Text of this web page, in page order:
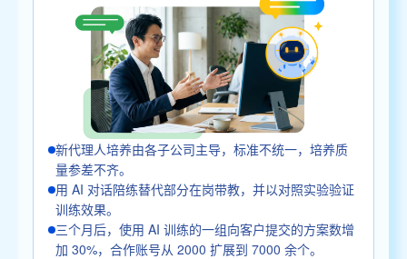
新代理人培养由各子公司主导，标准不统一，培养质
量参差不齐。
用 AI 对话陪练替代部分在岗带教，并以对照实验验证
训练效果。
三个月后，使用 AI 训练的一组向客户提交的方案数增
加 30%，合作账号从 2000 扩展到 7000 余个。